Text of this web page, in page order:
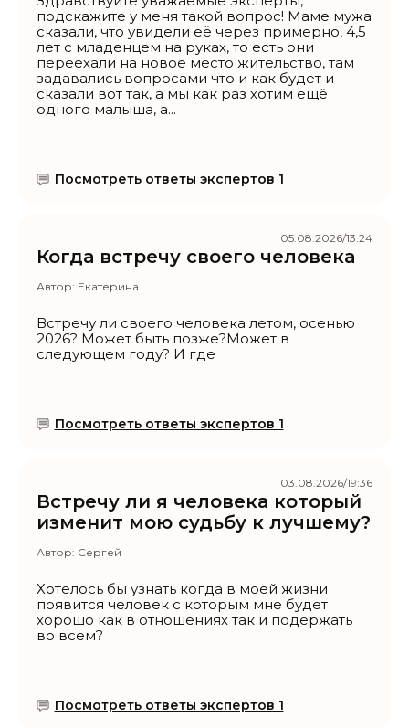
подскажите у меня такой вопрос! Маме мужа
сказали, что увидели её через примерно, 4,5
лет с младенцем на руках, то есть они
переехали на новое место жительство, там
задавались вопросами что и как будет и
сказали вот так, а мы как раз хотим ещё
одного малыша, а...
Посмотреть ответы экспертов 1
Когда встречу своего человека
Автор: Екатерина
Встречу ли своего человека летом, осенью
2026? Может быть позже?Может в
следующем году? И где
Посмотреть ответы экспертов 1
05.08.2026/13:24
Встречу ли я человека который
изменит мою судьбу к лучшему?
Автор: Сергей
Хотелось бы узнать когда в моей жизни
появится человек с которым мне будет
хорошо как в отношениях так и подержать
во всем?
Посмотреть ответы экспертов 1
03.08.2026/19:36